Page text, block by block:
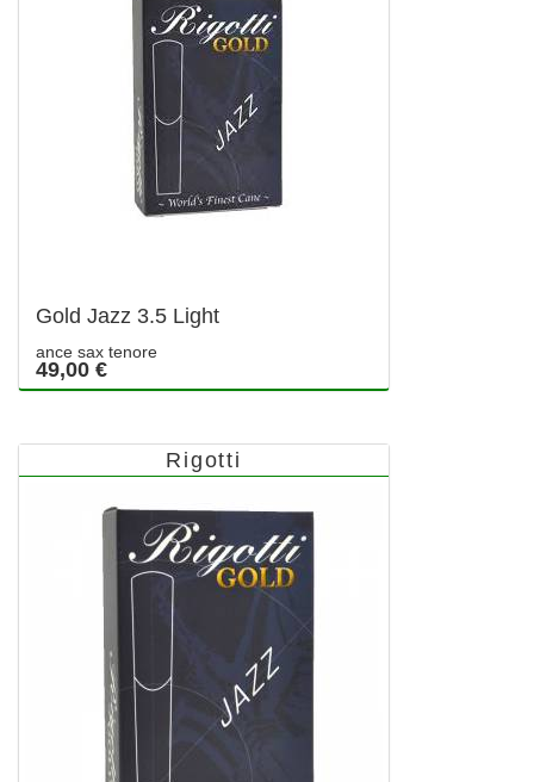
Gold Jazz 3.5 Light
ance sax tenore
49,00 €
Rigotti